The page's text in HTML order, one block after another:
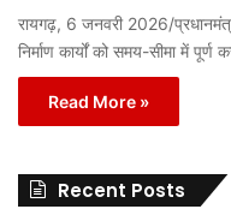
रायगढ़, 6 जनवरी 2026/
निर्माण कार्यों को समय-सीमा में
Read More »
Recent Posts